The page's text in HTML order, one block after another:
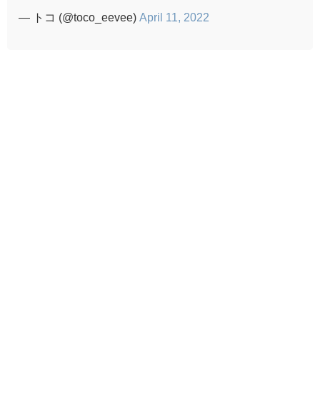
— トコ (@toco_eevee) April 11, 2022